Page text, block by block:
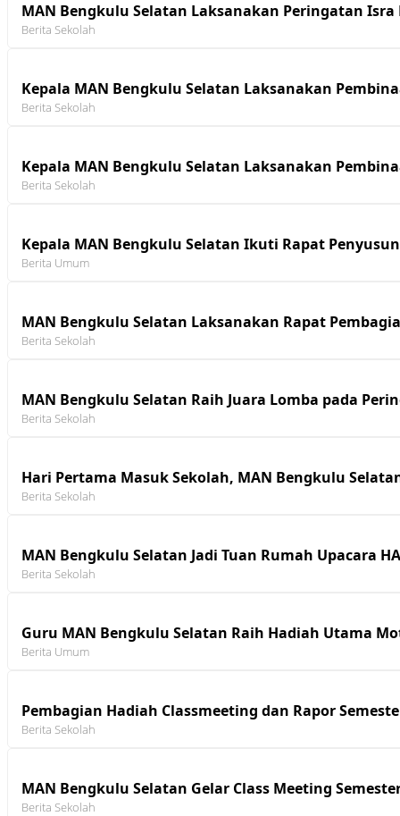
MAN Bengkulu Selatan Laksanakan Peringatan Isra
Berita Sekolah
Kepala MAN Bengkulu Selatan Laksanakan
Berita Sekolah
Kepala MAN Bengkulu Selatan Laksanakan
Berita Sekolah
Kepala MAN Bengkulu Selatan Ikuti Rapat
Berita Umum
MAN Bengkulu Selatan Laksanakan Rapat
Berita Sekolah
MAN Bengkulu Selatan Raih Juara Lomba pada
Berita Sekolah
Hari Pertama Masuk Sekolah, MAN Bengkulu
Berita Sekolah
MAN Bengkulu Selatan Jadi Tuan Rumah Upacara
Berita Sekolah
Guru MAN Bengkulu Selatan Raih Hadiah Utama
Berita Umum
Pembagian Hadiah Classmeeting dan Rapor
Berita Sekolah
MAN Bengkulu Selatan Gelar Class Meeting
Berita Sekolah